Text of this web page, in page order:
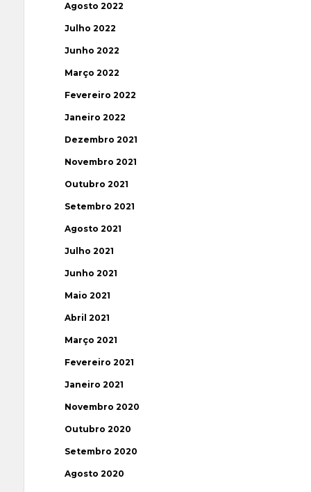
Agosto 2022
Julho 2022
Junho 2022
Março 2022
Fevereiro 2022
Janeiro 2022
Dezembro 2021
Novembro 2021
Outubro 2021
Setembro 2021
Agosto 2021
Julho 2021
Junho 2021
Maio 2021
Abril 2021
Março 2021
Fevereiro 2021
Janeiro 2021
Novembro 2020
Outubro 2020
Setembro 2020
Agosto 2020